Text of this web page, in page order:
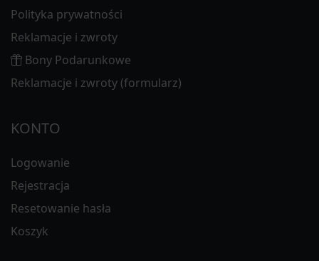
Polityka prywatności
Reklamacje i zwroty
Bony Podarunkowe
Reklamacje i zwroty (formularz)
KONTO
Logowanie
Rejestracja
Resetowanie hasła
Koszyk